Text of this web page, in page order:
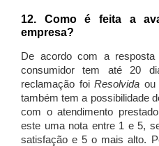
12. Como é feita a
empresa?
De acordo com a
consumidor tem até 20
reclamação foiResolvida ou
também tem a possibilidade
com o atendimento
este uma nota entre 1 e 5,
satisfação e 5 o mais alto.